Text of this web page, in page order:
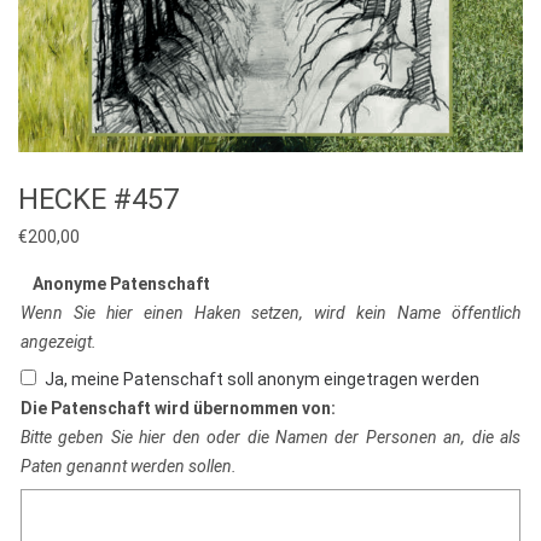
HECKE #457
€200,00
Anonyme Patenschaft
Wenn Sie hier einen Haken setzen, wird kein Name öffentlich
angezeigt.
Ja, meine Patenschaft soll anonym eingetragen werden
Die Patenschaft wird übernommen von:
Bitte geben Sie hier den oder die Namen der Personen an, die als
Paten genannt werden sollen.